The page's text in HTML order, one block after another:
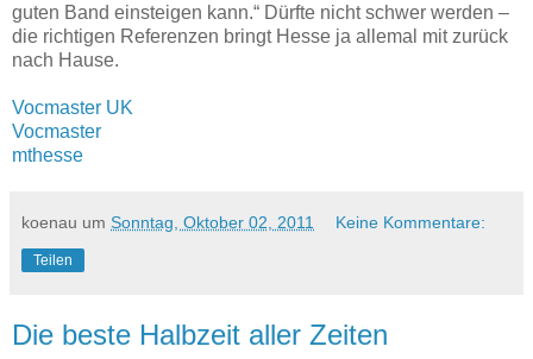
guten Band einsteigen kann.“ Dürfte nicht schwer werden –
die richtigen Referenzen bringt Hesse ja allemal mit zurück
nach Hause.
Vocmaster UK
Vocmaster
mthesse
koenau um Sonntag, Oktober 02, 2011 Keine Kommentare:
Teilen
Die beste Halbzeit aller Zeiten